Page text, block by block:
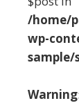
/home/
wp-
sample/
Warning